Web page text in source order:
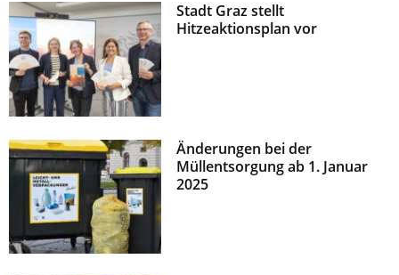
Stadt Graz stellt
Hitzeaktionsplan vor
Änderungen bei der
Müllentsorgung ab 1. Januar
2025